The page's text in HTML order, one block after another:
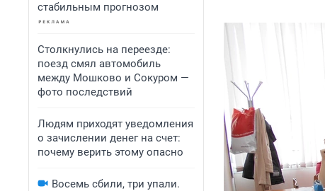
стабильным прогнозом
Столкнулись на переезде:
поезд смял автомобиль
между Мошково и Сокуром —
фото последствий
Людям приходят уведомления
о зачислении денег на счет:
почему верить этому опасно
Восемь сбили, три упали.